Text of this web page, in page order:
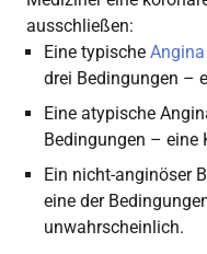
ausschließen:
Eine typische
drei Bedingungen –
Eine atypische
Bedingungen – eine
Ein nicht-anginöser
eine der
unwahrscheinlich.